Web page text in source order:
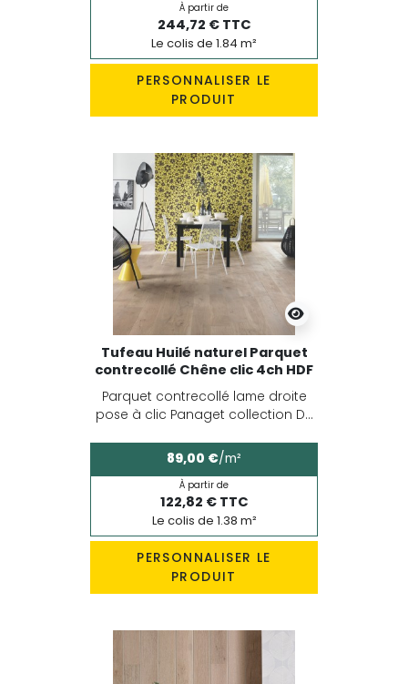
À partir de
244,72 € TTC
Le colis de 1.84 m²
PERSONNALISER LE
PRODUIT
Tufeau Huilé naturel Parquet
contrecollé Chêne clic 4ch HDF
Parquet contrecollé lame droite
pose à clic Panaget collection D...
89,00 €/m²
À partir de
122,82 € TTC
Le colis de 1.38 m²
PERSONNALISER LE
PRODUIT